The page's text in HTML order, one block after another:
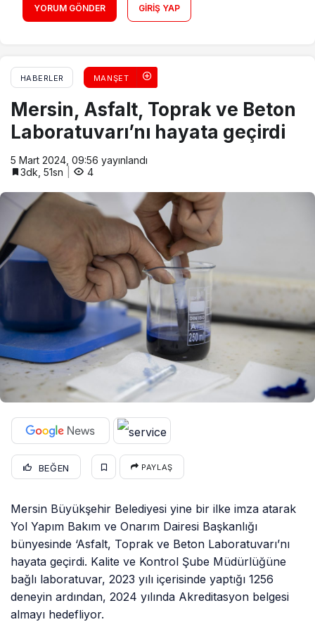
YORUM GÖNDER GIRIŞ YAP
HABERLER MANŞET
Mersin, Asfalt, Toprak ve Beton
Laboratuvarı’nı hayata geçirdi
5 Mart 2024, 09:56 yayınlandı
3dk, 51sn
4
BEĞEN PAYLAŞ
Mersin Büyükşehir Belediyesi yine bir ilke imza atarak
Yol Yapım Bakım ve Onarım Dairesi Başkanlığı
bünyesinde ‘Asfalt, Toprak ve Beton Laboratuvarı’nı
hayata geçirdi. Kalite ve Kontrol Şube Müdürlüğüne
bağlı laboratuvar, 2023 yılı içerisinde yaptığı 1256
deneyin ardından, 2024 yılında Akreditasyon belgesi
almayı hedefliyor.